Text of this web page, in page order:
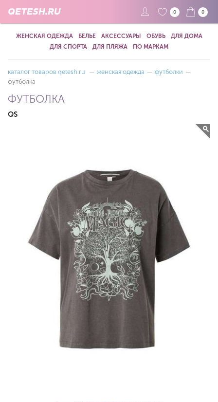
QETESH.RU 0 0
ЖЕНСКАЯ ОДЕЖДА БЕЛЬЕ АКСЕССУАРЫ ОБУВЬ
ДЛЯ ДОМА
ДЛЯ СПОРТА
ДЛЯ ПЛЯЖА ПО МАРКАМ
каталог товаров qetesh.ru — женская одежда — футболки —
футболка
ФУТБОЛКА
QS